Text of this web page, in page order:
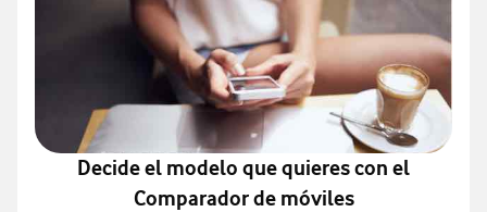
Decide el modelo que quieres con el
Comparador de móviles